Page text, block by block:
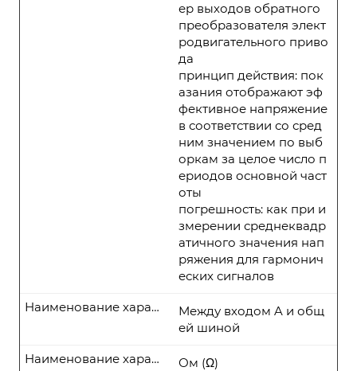
ер выходов обратного
преобразователя элект
родвигательного приво
да
принцип действия: пок
азания отображают эф
фективное напряжение
в соответствии со сред
ним значением по выб
оркам за целое число п
ериодов основной част
оты
погрешность: как при и
змерении среднеквадр
атичного значения нап
ряжения для гармонич
еских сигналов
Между входом A и общ
ей шиной
Наименование характеристики
Ом (Ω)
Наименование характеристики